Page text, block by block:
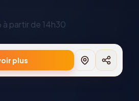
à partir de 14h30
plus